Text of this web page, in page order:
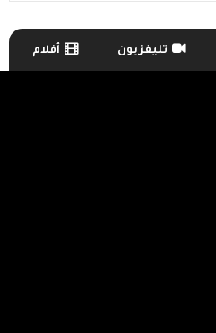
TV Guide Menu
تليفزيون أفلام